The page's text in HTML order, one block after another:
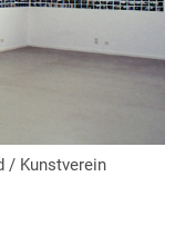
/ Kunstverein